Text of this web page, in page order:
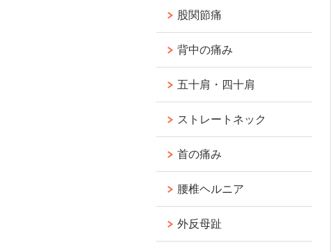
股関節痛
背中の痛み
五十肩・四十肩
ストレートネック
首の痛み
腰椎ヘルニア
外反母趾